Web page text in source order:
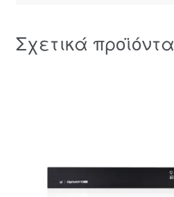
Σχετικά προϊόντα